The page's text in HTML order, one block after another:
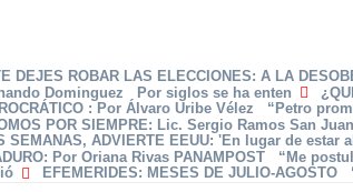
DEJES ROBAR LAS ELECCIONES: A LA
Dominguez Por siglos se ha enten
: Por Álvaro Uribe Vélez “Petro
POR SIEMPRE: Lic. Sergio Ramos San
SEMANAS, ADVIERTE EEUU: 'En lugar de estar
: Por Oriana Rivas PANAMPOST “Me
EFEMERIDES: MESES DE JULIO-AGOSTO